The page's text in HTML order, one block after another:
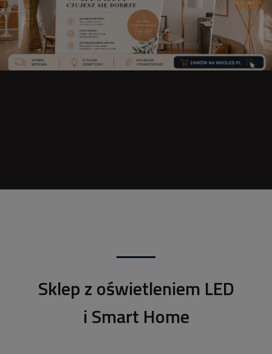
Sklep z oświetleniem LED
i Smart Home